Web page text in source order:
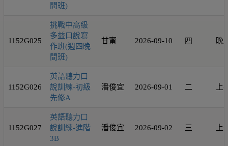
間班)
1152G025
挑戰中高級
多益口說寫
作班(週四晚
間班)
甘甯 2026-09-10 四 晚
1152G026
英語聽力口
說訓練-初級
先修A
潘俊宜 2026-09-01 二 上
1152G027
英語聽力口
說訓練-進階
3B
潘俊宜 2026-09-02 三 上